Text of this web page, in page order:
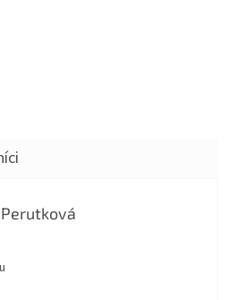
je 5 z 5 hvězdiček.